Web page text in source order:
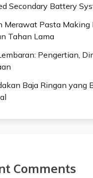
Secondary Battery
Merawat Pasta Making
Tahan Lama
Pengertian,
Baja Ringan yang
Comments